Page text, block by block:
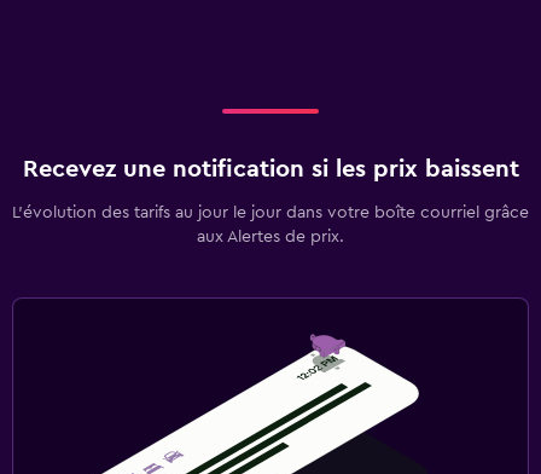
Recevez une notification si les prix baissent
L’évolution des tarifs au jour le jour dans votre boîte courriel grâce
aux Alertes de prix.